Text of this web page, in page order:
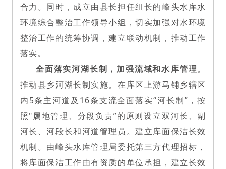
合力。同时，成立由县长担任组长的峰头水库水
环境综合整治工作领导小组，切实加强对水环境
整治工作的统筹协调，建立联动机制，推动工作
落实。
全面落实河湖长制，加强流域和水库管理。
推动县乡河湖长制实施。在库区上游马铺乡辖区
内5条主河道及16条支流全面落实“河长制”，按
照"属地管理、分段负责”的原则设立双河长、副
河长、河段长和河道管理员。建立库面保洁长效
机制。由峰头水库管理局委托第三方代理招标，
将库面保洁工作由有资质的单位承担，建立长效